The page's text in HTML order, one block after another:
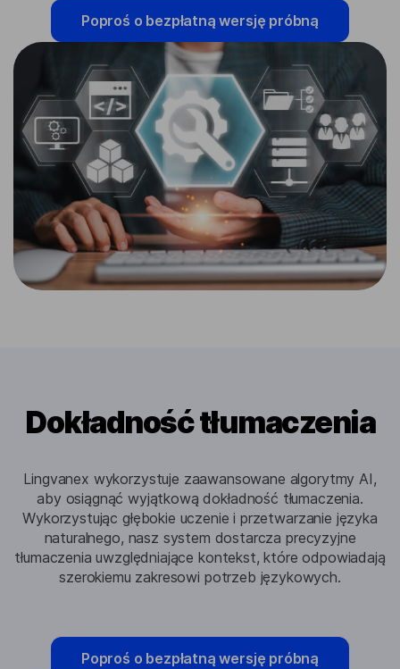
Poproś o bezpłatną wersję próbną
Dokładność tłumaczenia
Lingvanex wykorzystuje zaawansowane algorytmy AI,
aby osiągnąć wyjątkową dokładność tłumaczenia.
Wykorzystując głębokie uczenie i przetwarzanie języka
naturalnego, nasz system dostarcza precyzyjne
tłumaczenia uwzględniające kontekst, które odpowiadają
szerokiemu zakresowi potrzeb językowych.
Poproś o bezpłatną wersję próbną